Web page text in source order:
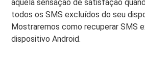
aquela sensação de satisfação
todos os SMS excluídos do seu
Mostraremos como recuperar SMS
dispositivo Android.